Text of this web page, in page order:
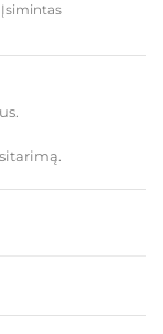
Įsimintas